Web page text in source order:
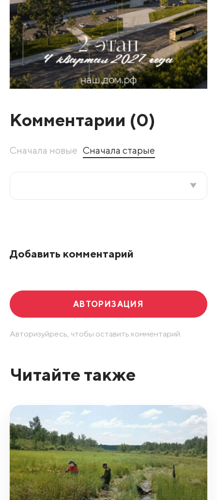
Комментарии (0)
Сначала новые Сначала старые
Добавить комментарий
АВТОРИЗАЦИЯ
Авторизуйресь, чтобы оставить комментарий.
Читайте также